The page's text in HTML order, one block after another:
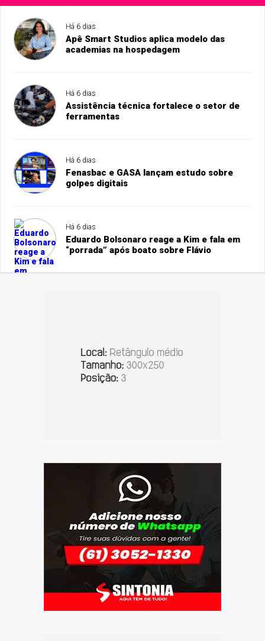
Há 6 dias
Apê Smart Studios aplica modelo das
academias na hospedagem
Há 6 dias
Assistência técnica fortalece o setor de
ferramentas
Há 6 dias
Fenasbac e GASA lançam estudo sobre
golpes digitais
Há 6 dias
Eduardo Bolsonaro reage a Kim e fala em
“porrada” após boato sobre Flávio